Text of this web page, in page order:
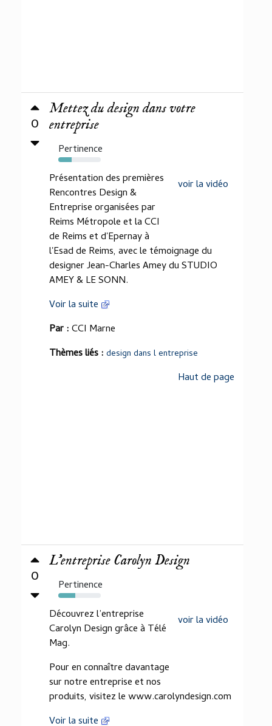
0
Mettez du design dans votre
entreprise
Pertinence
31%
voir la vidéo
Présentation des premières
Rencontres Design &
Entreprise organisées par
Reims Métropole et la CCI
de Reims et d'Epernay à
l'Esad de Reims, avec le témoignage du
designer Jean-Charles Amey du STUDIO
AMEY & LE SONN.
Voir la suite
Par :CCI Marne
Thèmes liés : design dans l entreprise
Haut de page
0
L'entreprise Carolyn Design
Pertinence
40%
voir la vidéo
Découvrez l’entreprise
Carolyn Design grâce à Télé
Mag.
Pour en connaître davantage
sur notre entreprise et nos
produits, visitez le www.carolyndesign.com
Voir la suite